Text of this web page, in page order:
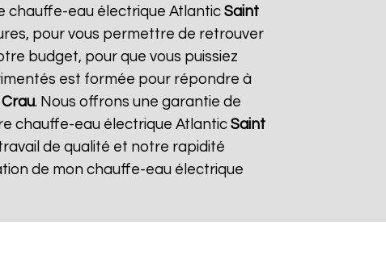
chauffe-eau électrique Atlantic Saint
pour vous permettre de retrouver
budget, pour que vous puissiez
est formée pour répondre à
. Nous offrons une garantie de
chauffe-eau électrique Atlantic Saint
de qualité et notre rapidité
de mon chauffe-eau électrique